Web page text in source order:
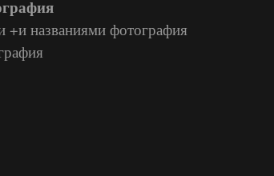
+и названиями фотография